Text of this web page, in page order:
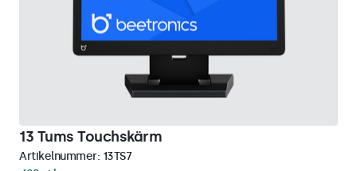
13 Tums Touchskärm
Artikelnummer: 13TS7